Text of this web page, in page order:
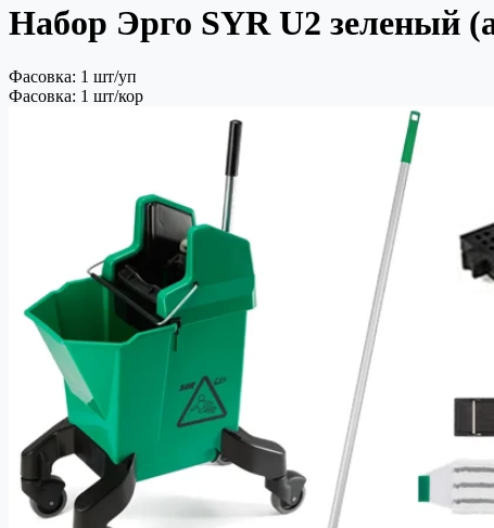
Набор Эрго SYR U2 зеленый
Фасовка: 1 шт/уп
Фасовка: 1 шт/кор